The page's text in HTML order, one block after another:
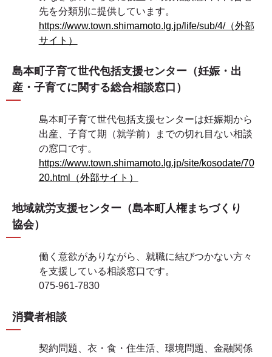
先を分類別に提供しています。
https://www.town.shimamoto.lg.jp/life/sub/4/（外部
サイト）
島本町子育て世代包括支援センター（妊娠・出
産・子育てに関する総合相談窓口）
島本町子育て世代包括支援センターは妊娠期から
出産、子育て期（就学前）までの切れ目ない相談
の窓口です。
https://www.town.shimamoto.lg.jp/site/kosodate/70
20.html（外部サイト）
地域就労支援センター（島本町人権まちづくり
協会）
働く意欲がありながら、就職に結びつかない方々
を支援している相談窓口です。
075-961-7830
消費者相談
契約問題、衣・食・住生活、環境問題、金融関係